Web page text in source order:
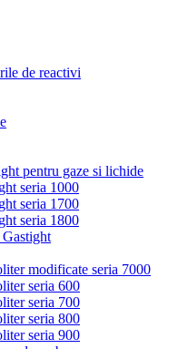
de reactivi
pentru gaze si lichide
seria 1000
seria 1700
seria 1800
modificate seria 7000
seria 600
seria 700
seria 800
seria 900